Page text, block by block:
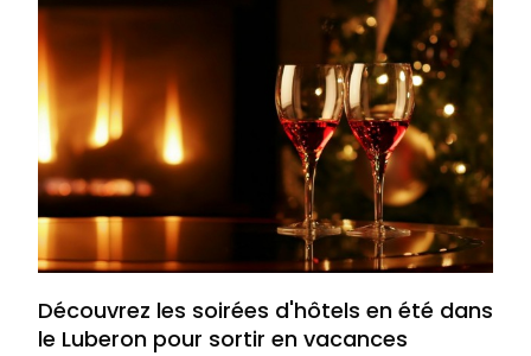
Découvrez les soirées d'hôtels en été dans
le Luberon pour sortir en vacances